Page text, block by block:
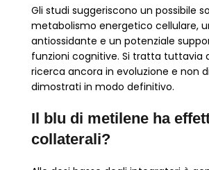
Gli studi suggeriscono un possibile
metabolismo energetico cellulare,
antiossidante e un potenziale
funzioni cognitive. Si tratta tuttavia
ricerca ancora in evoluzione e non
dimostrati in modo definitivo.
Il blu di metilene ha
collaterali?